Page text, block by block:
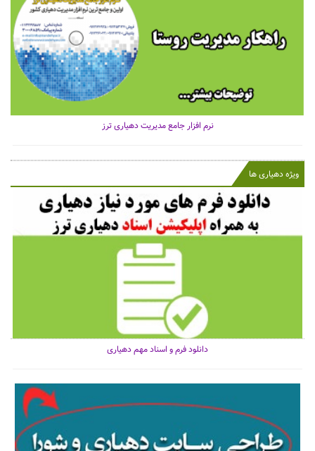
نرم افزار جامع مدیریت دهیاری ترز
ویژه دهیاری ها
دانلود فرم و اسناد مهم دهیاری